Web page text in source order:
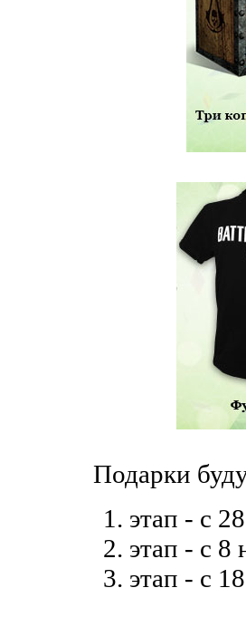
Подарки
этап - с
этап - с 8
этап - с